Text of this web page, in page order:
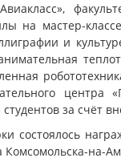
на мастер-
и
студентов за счёт
состоялось
Комсомольска-на-